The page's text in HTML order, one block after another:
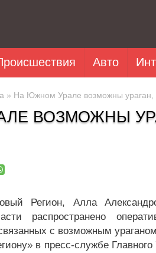
Авто
» На Южном Урале возможны ураган,
ВОЗМОЖНЫ
Регион, Алла
распространено
с возможным
в пресс-службе